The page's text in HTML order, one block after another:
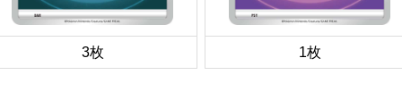
3枚 1枚